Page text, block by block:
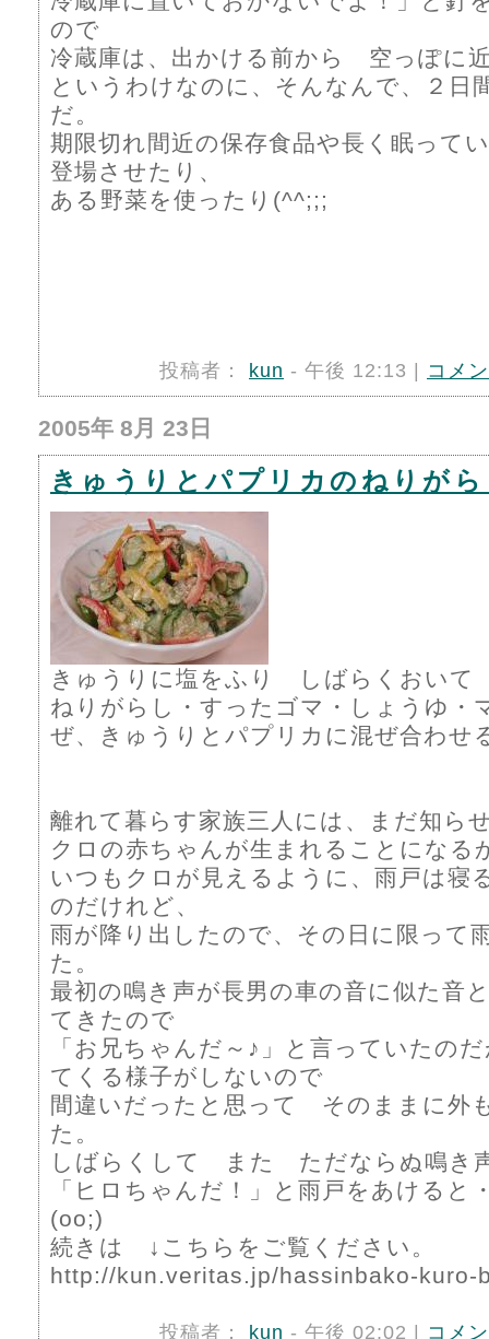
ので
冷蔵庫は、出かける前から 空っぽに
というわけなのに、そんなんで、２
だ。
期限切れ間近の保存食品や長く眠っ
登場させたり、
ある野菜を使ったり(^^;;;
投稿者： kun - 午後 12:13 | コメ
2005年 8月 23日
きゅうりとパプリカのねりが
きゅうりに塩をふり しばらくおい
ねりがらし・すったゴマ・しょうゆ・
ぜ、きゅうりとパプリカに混ぜ合わせ
離れて暮らす家族三人には、まだ知ら
クロの赤ちゃんが生まれることになる
いつもクロが見えるように、雨戸は寝
のだけれど、
雨が降り出したので、その日に限って
た。
最初の鳴き声が長男の車の音に似た音
てきたので
「お兄ちゃんだ～♪」と言っていたの
てくる様子がしないので
間違いだったと思って そのままに外
た。
しばらくして また ただならぬ鳴き
「ヒロちゃんだ！」と雨戸をあけると
(oo;)
続きは ↓こちらをご覧ください。
http://kun.veritas.jp/hassinbako-kuro-
投稿者： kun - 午後 02:02 | コメ